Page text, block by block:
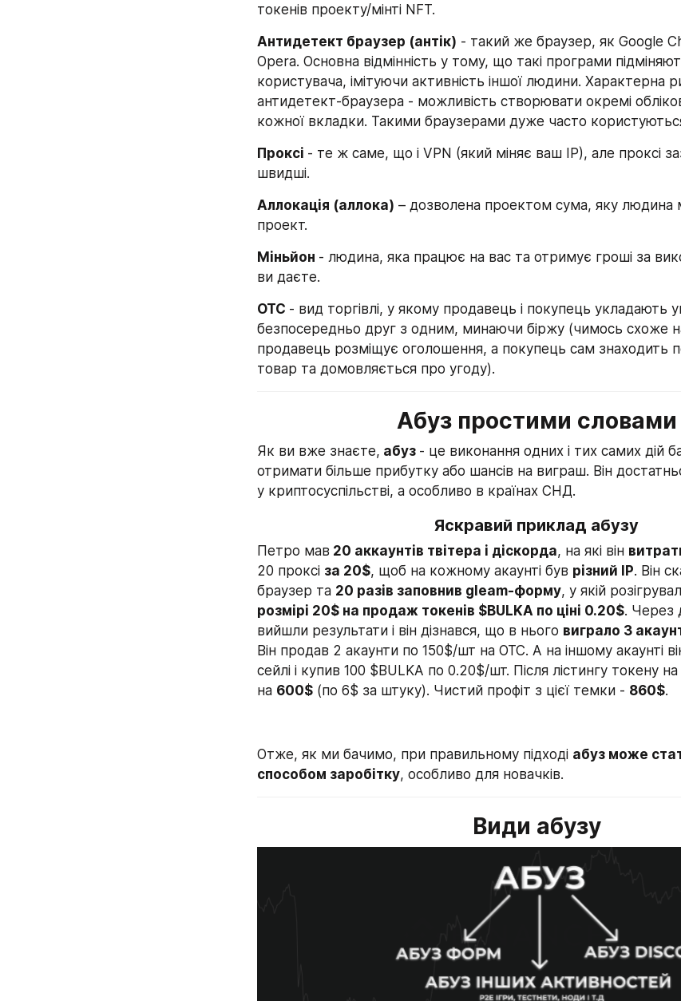
токенів проекту/мінті NFT.
Антидетект браузер (антік) - такий же браузер, як Google
Opera. Основна відмінність у тому, що такі програми
користувача, імітуючи активність іншої людини. Характерна
антидетект-браузера - можливість створювати окремі
кожної вкладки. Такими браузерами дуже часто
Проксі - те ж саме, що і VPN (який міняє ваш IP), але проксі
швидші.
Аллокація (аллока) – дозволена проектом сума, яку людина
проект.
Міньйон - людина, яка працює на вас та отримує гроші за
ви даєте.
OTC - вид торгівлі, у якому продавець і покупець укладають
безпосередньо друг з одним, минаючи біржу (чимось схоже
продавець розміщує оголошення, а покупець сам знаходить
товар та домовляється про угоду).
Абуз простими словами
Як ви вже знаєте, абуз - це виконання одних і тих самих дій
отримати більше прибутку або шансів на виграш. Він
у криптосуспільстві, а особливо в країнах СНД.
Яскравий приклад абузу
Петро мав 20 аккаунтів твітера і діскорда, на які він
20 проксі за 20$, щоб на кожному акаунті був різний IP. Він
браузер та 20 разів заповнив gleam-форму, у якій
розмірі 20$ на продаж токенів $BULKA по ціні 0.20$. Через
вийшли результати і він дізнався, що в нього виграло 3
Він продав 2 акаунти по 150$/шт на OTC. А на іншому акаунті
сейлі і купив 100 $BULKA по 0.20$/шт. Після лістингу токену
на 600$ (по 6$ за штуку). Чистий профіт з цієї темки - 860$.
Отже, як ми бачимо, при правильному підході абуз може
способом заробітку, особливо для новачків.
Види абузу